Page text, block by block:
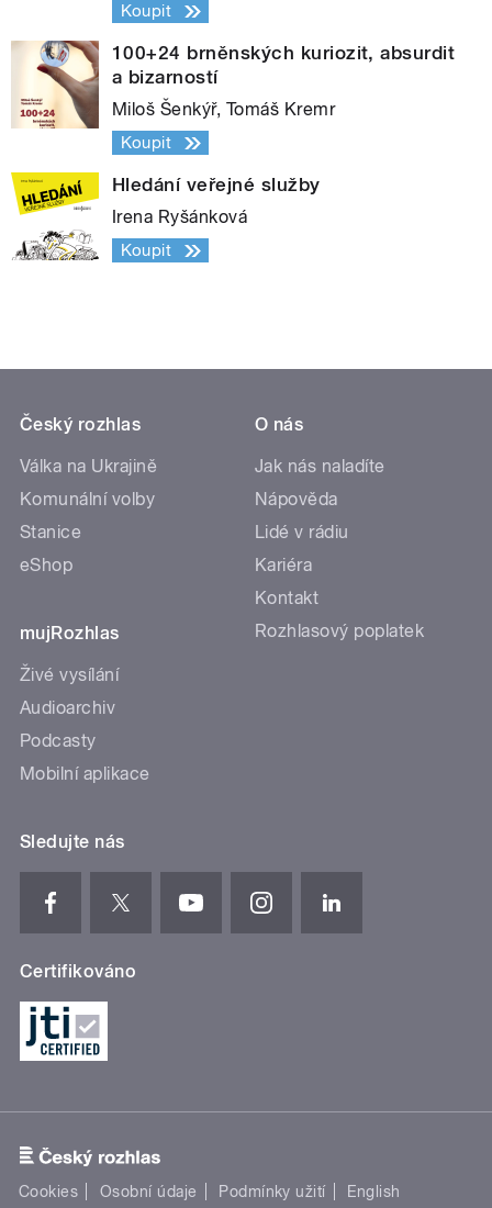
Koupit
100+24 brněnských kuriozit, absurdit
a bizarností
Miloš Šenkýř, Tomáš Kremr
Koupit
Hledání veřejné služby
Irena Ryšánková
Koupit
Český rozhlas
Válka na Ukrajině
Komunální volby
Stanice
eShop
mujRozhlas
Živé vysílání
Audioarchiv
Podcasty
Mobilní aplikace
O nás
Jak nás naladíte
Nápověda
Lidé v rádiu
Kariéra
Kontakt
Rozhlasový poplatek
Sledujte nás
Certifikováno
Cookies Osobní údaje Podmínky užití English